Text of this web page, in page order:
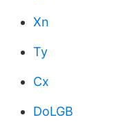
Xn
Ty
Cx
DoLGB